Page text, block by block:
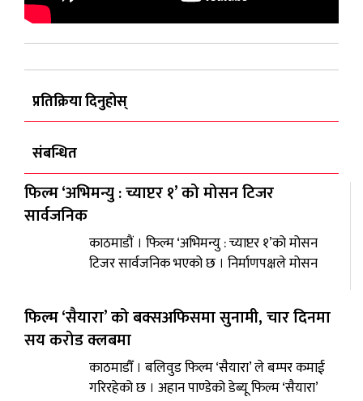
प्रतिक्रिया दिनुहोस्
संबन्धित
फिल्म ‘अभिमन्यु : च्याप्टर १’ को मोसन टिजर
सार्वजनिक
काठमाडौं । फिल्म ‘अभिमन्यु : च्याप्टर १’को मोसन
टिजर सार्वजनिक भएको छ । निर्माणपक्षले मोसन
फिल्म ‘सैयारा’ को बक्सअफिसमा सुनामी, चार दिनमा
सय करोड क्लबमा
काठमाडौँ । बलिवुड फिल्म ‘सैयारा’ ले बम्पर कमाई
गरिरहेको छ । अहान पाण्डेको डेब्यू फिल्म ‘सैयारा’